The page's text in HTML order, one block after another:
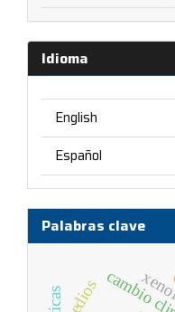
Idioma
English
Español
Palabras clave